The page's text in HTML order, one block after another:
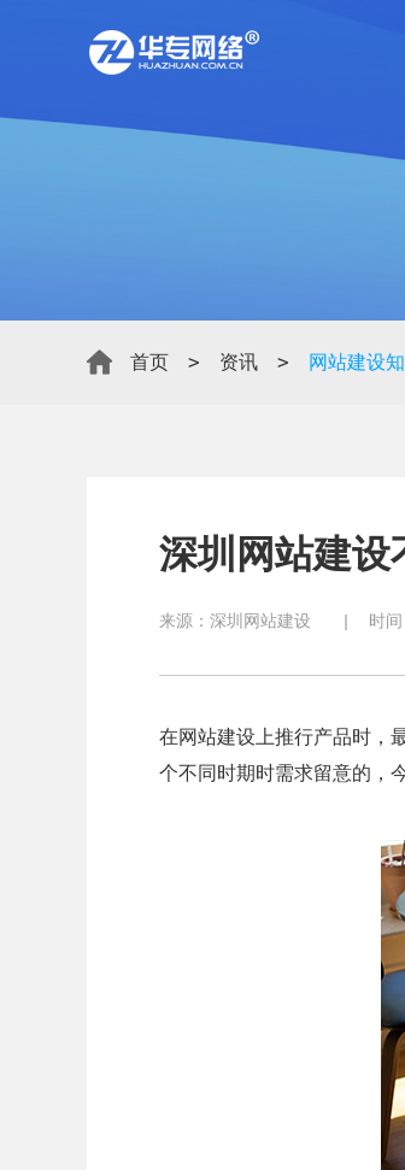
首页 > 资讯 > 网站建设
深圳网站建设
来源： 深圳网站建设 | 时
在网站建设上推行产品时，
个不同时期时需求留意的，